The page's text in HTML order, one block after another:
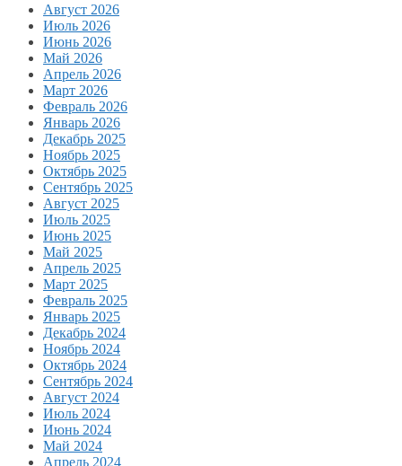
Август 2026
Июль 2026
Июнь 2026
Май 2026
Апрель 2026
Март 2026
Февраль 2026
Январь 2026
Декабрь 2025
Ноябрь 2025
Октябрь 2025
Сентябрь 2025
Август 2025
Июль 2025
Июнь 2025
Май 2025
Апрель 2025
Март 2025
Февраль 2025
Январь 2025
Декабрь 2024
Ноябрь 2024
Октябрь 2024
Сентябрь 2024
Август 2024
Июль 2024
Июнь 2024
Май 2024
Апрель 2024